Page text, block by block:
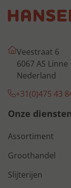
Veestraat 6
6067 AS Linne
Nederland
+31(0)475 43
Onze
Assortiment
Groothandel
Slijterijen